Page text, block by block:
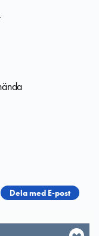
Dela med E-post